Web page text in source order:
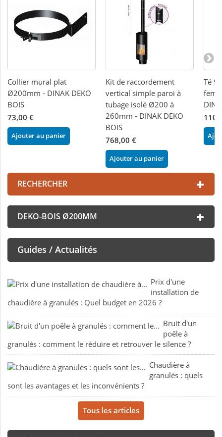
Collier mural plat
Ø200mm - DINAK DEKO
BOIS
73,00 €
Ajouter au panier
Kit de raccordement
vertical simple paroi à
tubage isolé Ø200 à
260mm - DINAK DEKO
BOIS
768,00 €
Ajouter au panier
Té
RECHERCHER
DEKO-BOIS Ø200MM
Guides / Actualités
Prix d'une
installation de
chaudière à granulés : Quel budget en 2026 ?
Bruit d'un
poêle à
granulés : comment le réduire et retrouver le silence ?
Chaudière à
granulés : quels
sont les avantages et les inconvénients ?
Tous les articles